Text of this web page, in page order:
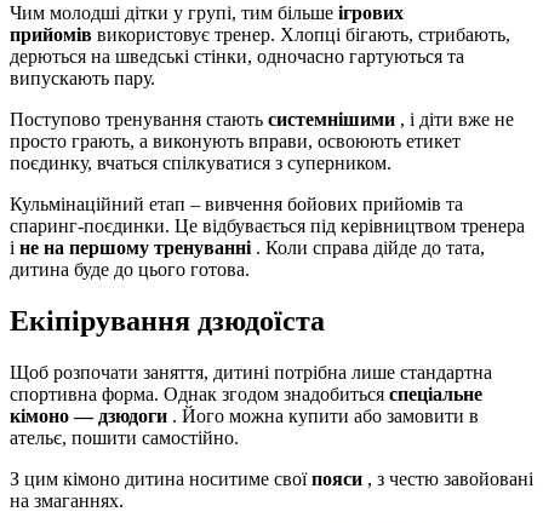
Чим молодші дітки у групі, тим більше ігрових
прийомів використовує тренер. Хлопці бігають, стрибають,
дерються на шведські стінки, одночасно гартуються та
випускають пару.
Поступово тренування стають системнішими , і діти вже не
просто грають, а виконують вправи, освоюють етикет
поєдинку, вчаться спілкуватися з суперником.
Кульмінаційний етап – вивчення бойових прийомів та
спаринг-поєдинки. Це відбувається під керівництвом тренера
і не на першому тренуванні . Коли справа дійде до тата,
дитина буде до цього готова.
Екіпірування дзюдоїста
Щоб розпочати заняття, дитині потрібна лише стандартна
спортивна форма. Однак згодом знадобиться спеціальне
кімоно — дзюдоги . Його можна купити або замовити в
ательє, пошити самостійно.
З цим кімоно дитина носитиме своїпояси , з честю завойовані
на змаганнях.